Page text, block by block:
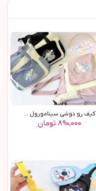
کیف رو دوشی سینامورول ...
۸۹۰,۰۰۰ تومان